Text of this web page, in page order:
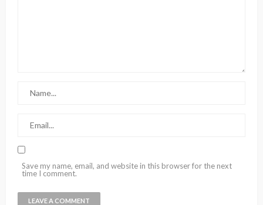
Save my name, email, and website in this browser for the next
time I comment.